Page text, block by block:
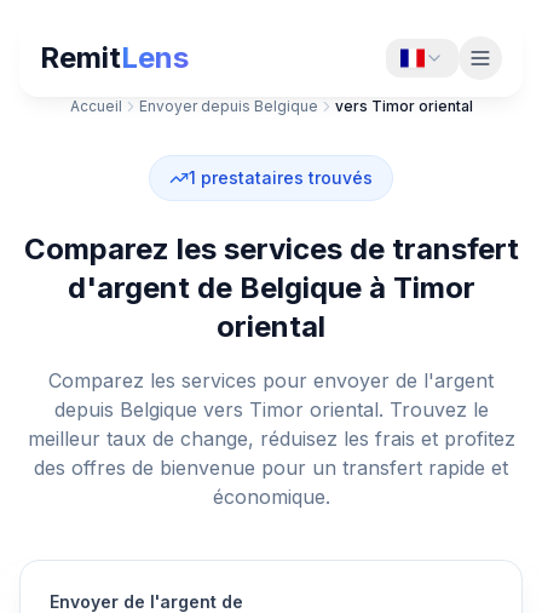
RemitLens
Accueil Envoyer depuis Belgique vers Timor oriental
1 prestataires trouvés
Comparez les services de transfert
d'argent de Belgique à Timor
oriental
Comparez les services pour envoyer de l'argent
depuis Belgique vers Timor oriental. Trouvez le
meilleur taux de change, réduisez les frais et profitez
des offres de bienvenue pour un transfert rapide et
économique.
Envoyer de l'argent de